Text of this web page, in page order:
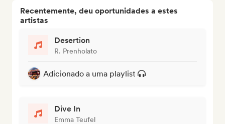
Recentemente, deu oportunidades a estes
artistas
Desertion
R. Prenholato
Adicionado a uma playlist
Dive In
Emma Teufel